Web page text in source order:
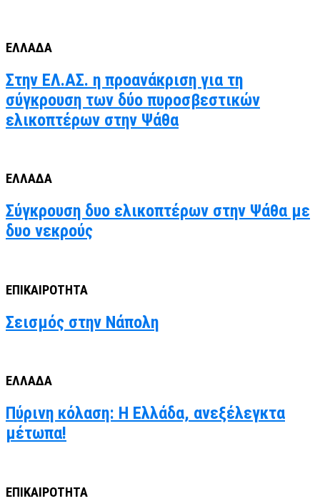
ΕΛΛΑΔΑ
Στην ΕΛ.ΑΣ. η προανάκριση για τη
σύγκρουση των δύο πυροσβεστικών
ελικοπτέρων στην Ψάθα
ΕΛΛΑΔΑ
Σύγκρουση δυο ελικοπτέρων στην Ψάθα με
δυο νεκρούς
ΕΠΙΚΑΙΡΟΤΗΤΑ
Σεισμός στην Νάπολη
ΕΛΛΑΔΑ
Πύρινη κόλαση: Η Ελλάδα, ανεξέλεγκτα
μέτωπα!
ΕΠΙΚΑΙΡΟΤΗΤΑ